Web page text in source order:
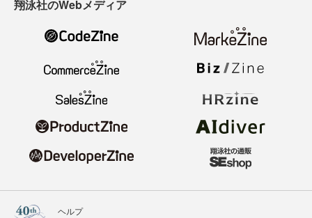
翔泳社のWebメディア
ヘルプ